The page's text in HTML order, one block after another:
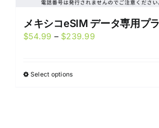
メキシコeSIM データ専用プ
$54.99 – $239.99Price
Select optionsThis